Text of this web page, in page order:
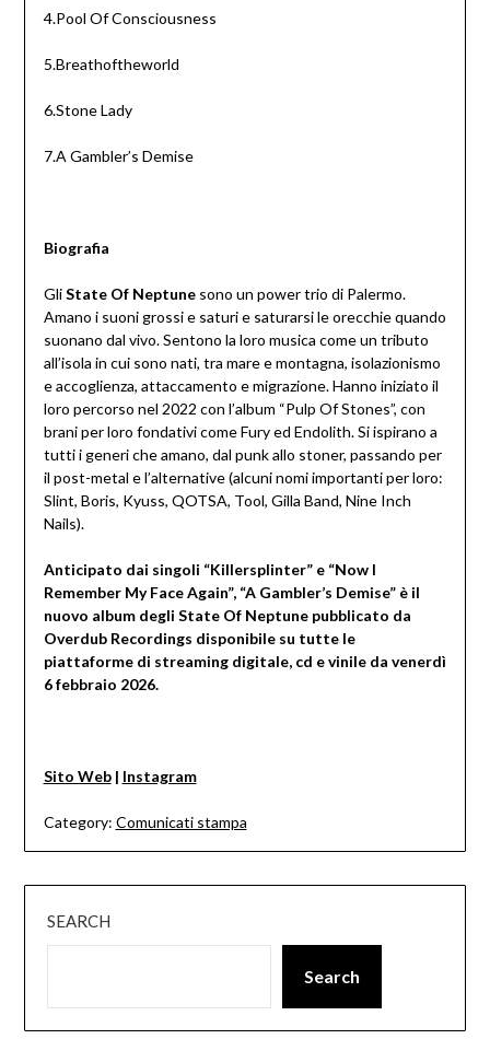
4.Pool Of Consciousness
5.Breathoftheworld
6.Stone Lady
7.A Gambler’s Demise
Biografia
GliState Of Neptunesono un power trio di Palermo.
Amano i suoni grossi e saturi e saturarsi le orecchie quando
suonano dal vivo. Sentono la loro musica come un tributo
all’isola in cui sono nati, tra mare e montagna, isolazionismo
e accoglienza, attaccamento e migrazione. Hanno iniziato il
loro percorso nel 2022 con l’album “Pulp Of Stones”, con
brani per loro fondativi come Fury ed Endolith. Si ispirano a
tutti i generi che amano, dal punk allo stoner, passando per
il post-metal e l’alternative (alcuni nomi importanti per loro:
Slint, Boris, Kyuss, QOTSA, Tool, Gilla Band, Nine Inch
Nails).
Anticipato dai singoli “Killersplinter” e “Now I
Remember My Face Again”, “A Gambler’s Demise” è il
nuovo album degli State Of Neptune pubblicato da
Overdub Recordings disponibile su tutte le
piattaforme di streaming digitale, cd e vinile da venerdì
6 febbraio 2026.
Sito Web| Instagram
Category: Comunicati stampa
SEARCH
Search